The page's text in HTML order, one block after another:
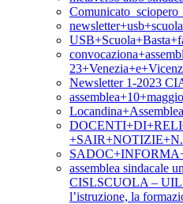
Newsletter 1-2023
assemblea sindacale
CISLSCUOLA –
l’istruzione, la